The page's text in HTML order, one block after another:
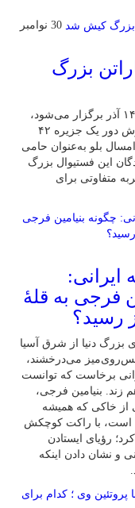
30 نوامبر
بزرگ
پنجمین ماراتن کیش ۱۴ آذر برگزار می‌شود،
تنها ماراتنی که مسیرش دور یک جزیره ۴۲
بلو به‌عنوان حامی
این فستیوال بزرگ
متفاوتی برای
ساله ایرانی:
فرجی به قلهٔ
رسید؟
بزرگ دنیا از شرق آسیا
می‌درخشند،
برخاست که توانست
زند. بنیامین فرجی،
از خاکی که همیشه
است، با راکت کوچکش
رؤیای ایستادن
و نشان دادن اینکه